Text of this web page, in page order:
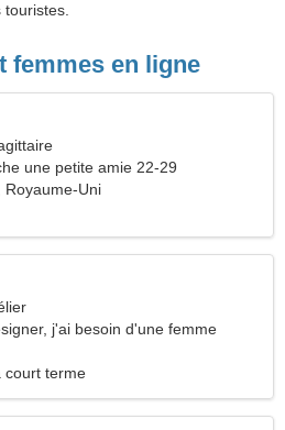
femmes en ligne
une petite amie 22-29
Royaume-Uni
j'ai besoin d'une femme
court terme